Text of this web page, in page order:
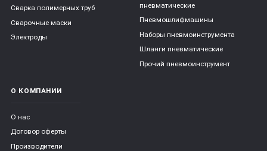
Сварка полимерных труб
Сварочные маски
Электроды
пневматические
Пневмошлифмашины
Наборы пневмоинструмента
Шланги пневматические
Прочий пневмоинструмент
О КОМПАНИИ
О нас
Договор оферты
Производители